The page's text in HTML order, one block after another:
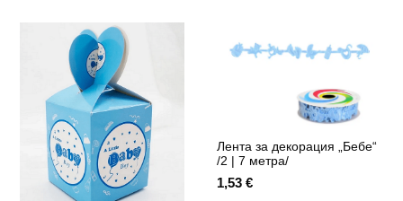
декориране
синьо
Лента за декорация „Бебе“
/2 | 7 метра/
1,53 €